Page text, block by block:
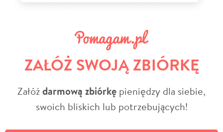
ZAŁÓŻ SWOJĄ ZBIÓRKĘ
Załóżdarmową zbiórkę pieniędzy dla siebie,
swoich bliskich lub potrzebujących!